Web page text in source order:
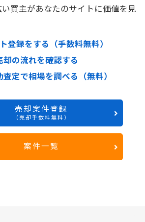
買主があなたのサイトに価値を見
登録をする（手数料無料）
却の流れを確認する
定で相場を調べる（無料）
売却案件登録
（売却手数料無料）
案件一覧